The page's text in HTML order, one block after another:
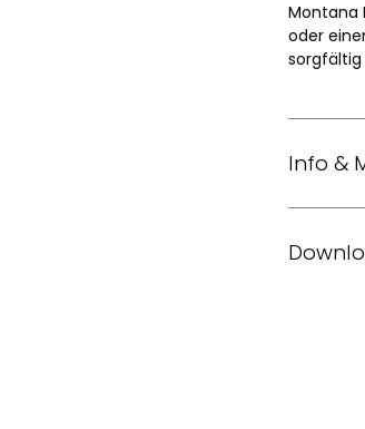
Montana
oder
Info &